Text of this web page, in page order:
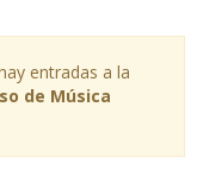
entradas a la
de Música